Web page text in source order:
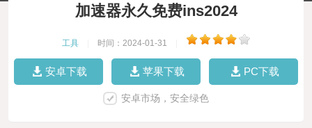
加速器永久免费ins2024
工具 时间：2024-01-31
安卓下载 苹果下载 PC下载
安卓市场，安全绿色